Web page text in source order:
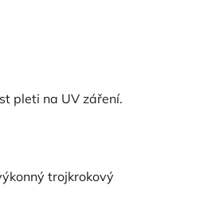
pleti na UV záření.
trojkrokový